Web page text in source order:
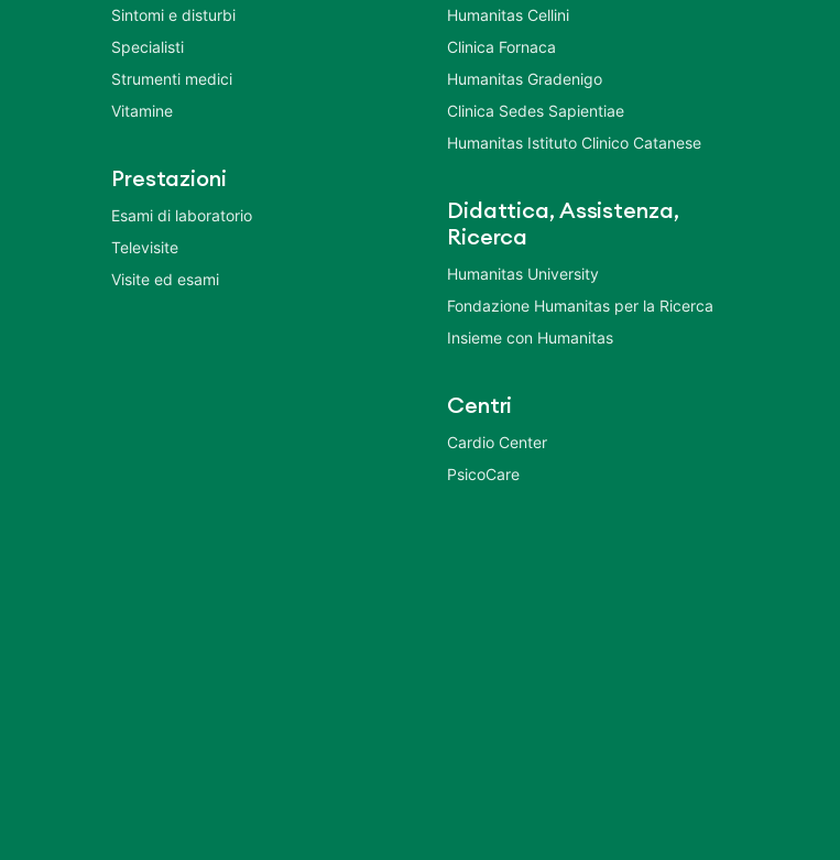
Sintomi e disturbi
Specialisti
Strumenti medici
Vitamine
Prestazioni
Esami di laboratorio
Televisite
Visite ed esami
Humanitas Cellini
Clinica Fornaca
Humanitas Gradenigo
Clinica Sedes Sapientiae
Humanitas Istituto Clinico Catanese
Didattica, Assistenza,
Ricerca
Humanitas University
Fondazione Humanitas per la Ricerca
Insieme con Humanitas
Centri
Cardio Center
PsicoCare